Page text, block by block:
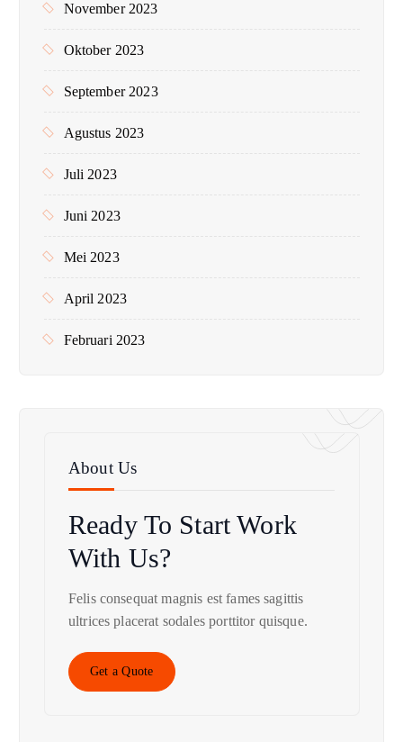
November 2023
Oktober 2023
September 2023
Agustus 2023
Juli 2023
Juni 2023
Mei 2023
April 2023
Februari 2023
About Us
Ready To StartWork
With Us?
Felis consequat magnis est fames sagittis
ultrices placerat sodales porttitor quisque.
Get a Quote